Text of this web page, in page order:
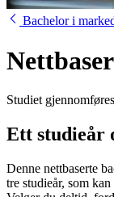
Bachelor i
Studiet
Ett studieår
Denne nettbaserte
tre studieår, som